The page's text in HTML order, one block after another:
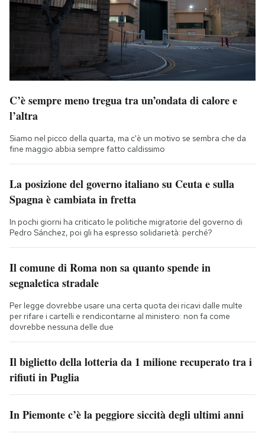
C’è sempre meno tregua tra un’ondata di calore e
l’altra
Siamo nel picco della quarta, ma c'è un motivo se sembra che da
fine maggio abbia sempre fatto caldissimo
La posizione del governo italiano su Ceuta e sulla
Spagna è cambiata in fretta
In pochi giorni ha criticato le politiche migratorie del governo di
Pedro Sánchez, poi gli ha espresso solidarietà: perché?
Il comune di Roma non sa quanto spende in
segnaletica stradale
Per legge dovrebbe usare una certa quota dei ricavi dalle multe
per rifare i cartelli e rendicontarne al ministero: non fa come
dovrebbe nessuna delle due
Il biglietto della lotteria da 1 milione recuperato tra i
rifiuti in Puglia
In Piemonte c’è la peggiore siccità degli ultimi anni